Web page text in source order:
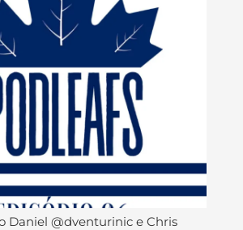
Daniel @dventurinic e Chris